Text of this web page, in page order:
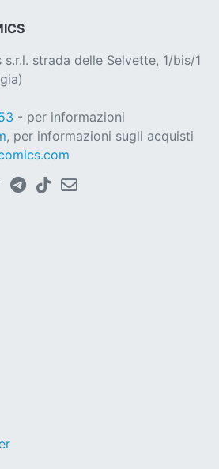
strada delle Selvette, 1/bis/1
- per informazioni
, per informazioni sugli acquisti